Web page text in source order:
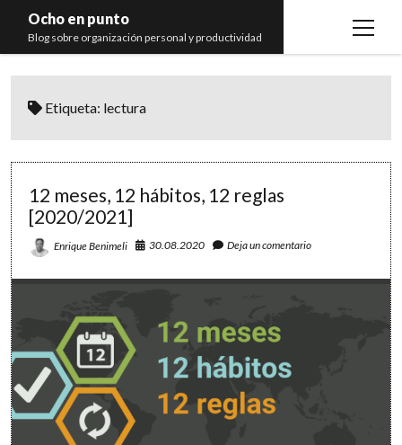
Ocho en punto
Blog sobre organización personal y productividad
open
Libros
Etiqueta: lectura
12 meses, 12 hábitos, 12 reglas
[2020/2021]
Enrique Benimeli 30.08.2020 Deja un comentario